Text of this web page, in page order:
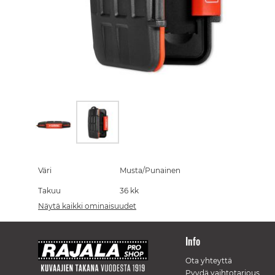
the
of
the
images
gallery
Väri Musta/Punainen
Takuu
36 kk
Näytä kaikki ominaisuudet
Info
Ota yhteyttä
Pyydä vaihtotarjous